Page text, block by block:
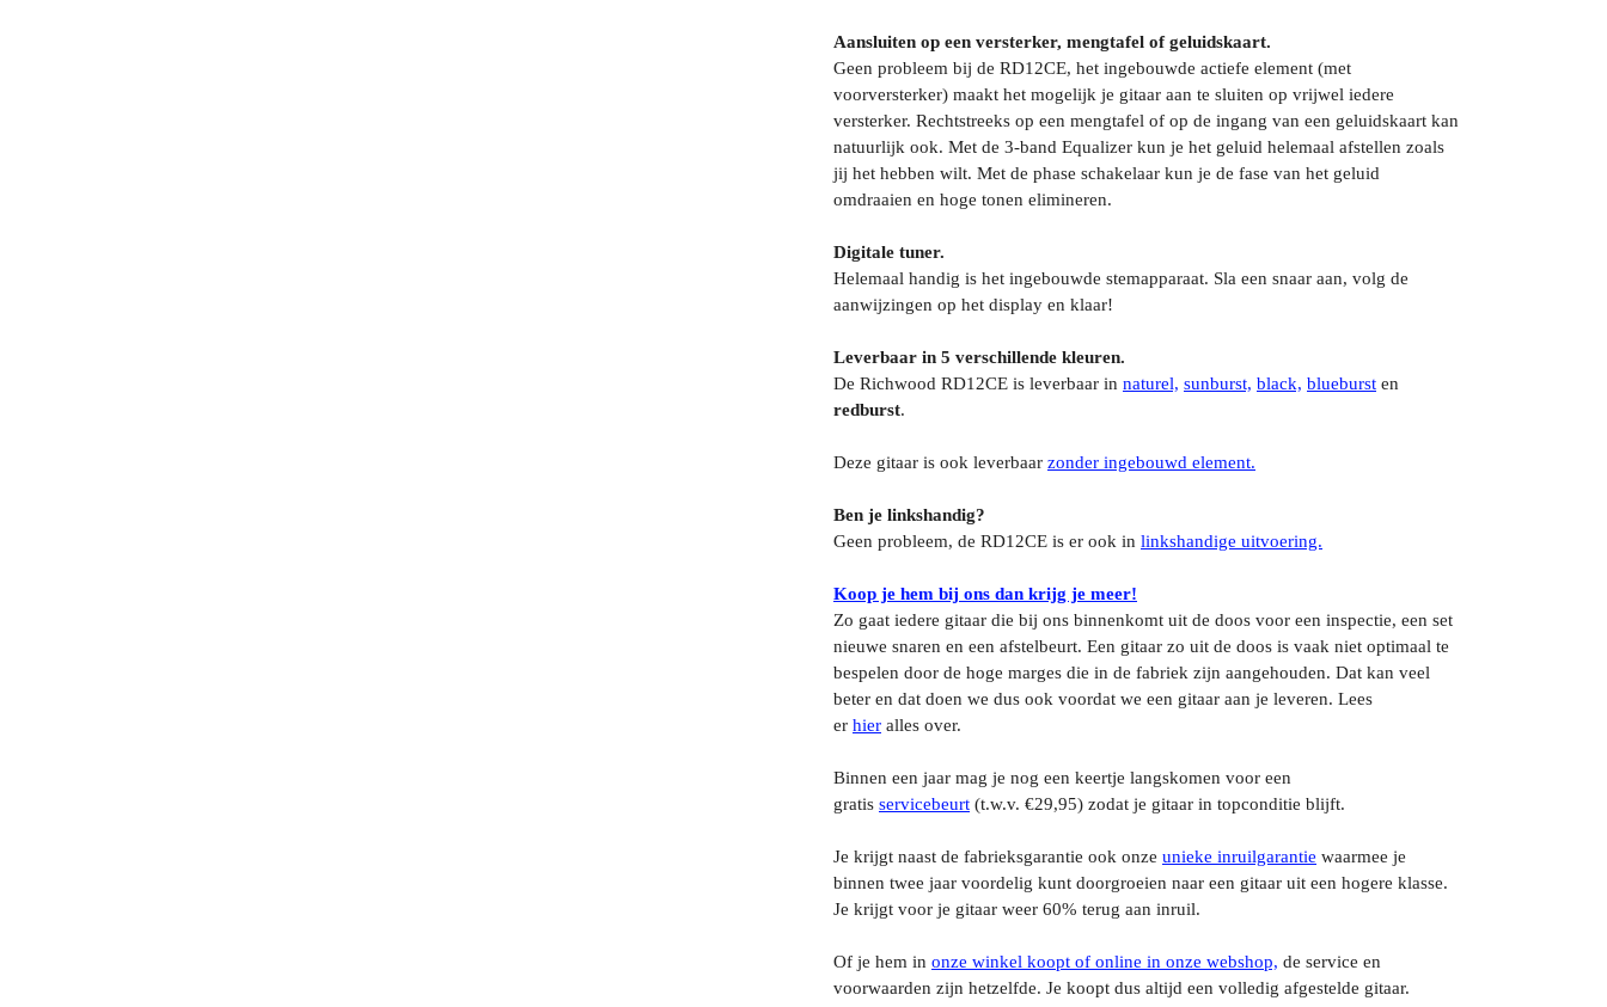
Aansluiten op een versterker, mengtafel of geluidskaart.
Geen probleem bij de RD12CE, het ingebouwde actiefe element (met
voorversterker) maakt het mogelijk je gitaar aan te sluiten op vrijwel iedere
versterker. Rechtstreeks op een mengtafel of op de ingang van een geluidskaart kan
natuurlijk ook. Met de 3-band Equalizer kun je het geluid helemaal afstellen zoals
jij het hebben wilt. Met de phase schakelaar kun je de fase van het geluid
omdraaien en hoge tonen elimineren.
Digitale tuner.
Helemaal handig is het ingebouwde stemapparaat. Sla een snaar aan, volg de
aanwijzingen op het display en klaar!
Leverbaar in 5 verschillende kleuren.
De Richwood RD12CE is leverbaar in naturel, sunburst, black, blueburst en
redburst.
Deze gitaar is ook leverbaar zonder ingebouwd element.
Ben je linkshandig?
Geen probleem, de RD12CE is er ook in linkshandige uitvoering.
Koop je hem bij ons dan krijg je meer!
Zo gaat iedere gitaar die bij ons binnenkomt uit de doos voor een inspectie, een set
nieuwe snaren en een afstelbeurt. Een gitaar zo uit de doos is vaak niet optimaal te
bespelen door de hoge marges die in de fabriek zijn aangehouden. Dat kan veel
beter en dat doen we dus ook voordat we een gitaar aan je leveren. Lees
er hier alles over.
Binnen een jaar mag je nog een keertje langskomen voor een
gratis servicebeurt (t.w.v. €29,95) zodat je gitaar in topconditie blijft.
Je krijgt naast de fabrieksgarantie ook onze unieke inruilgarantie waarmee je
binnen twee jaar voordelig kunt doorgroeien naar een gitaar uit een hogere klasse.
Je krijgt voor je gitaar weer 60% terug aan inruil.
Of je hem in onze winkel koopt of online in onze webshop, de service en
voorwaarden zijn hetzelfde. Je koopt dus altijd een volledig afgestelde gitaar.